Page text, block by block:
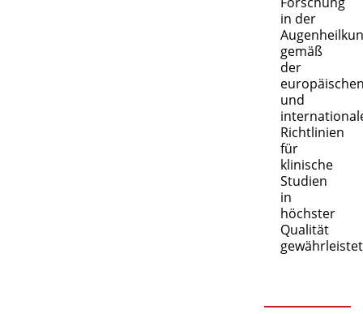
in der
gemäß
der
und
Richtlinien
für
klinische
Studien
in
höchster
Qualität